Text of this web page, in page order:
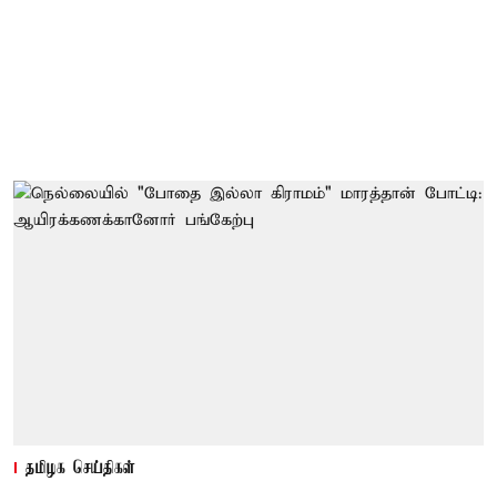
தமிழக செய்திகள்